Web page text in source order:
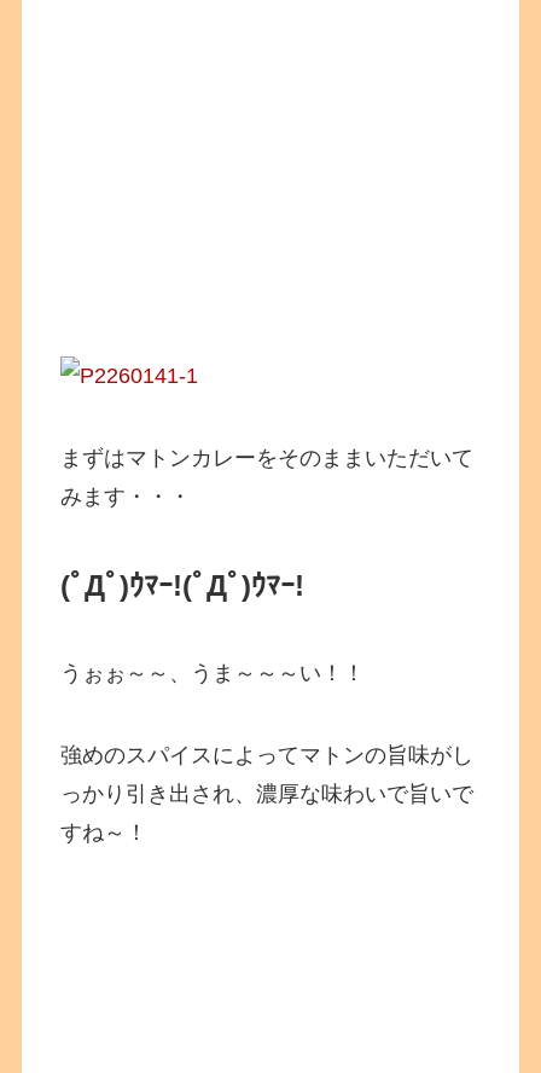
まずはマトンカレーをそのままいただいて
みます・・・
(ﾟДﾟ)ｳﾏｰ!(ﾟДﾟ)ｳﾏｰ!
うぉぉ～～、うま～～～い！！
強めのスパイスによってマトンの旨味がし
っかり引き出され、濃厚な味わいで旨いで
すね～！